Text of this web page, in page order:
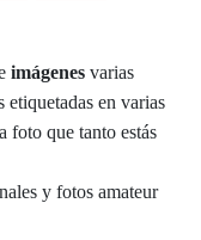
imágenes varias
etiquetadas en varias
foto que tanto estás
y fotos amateur